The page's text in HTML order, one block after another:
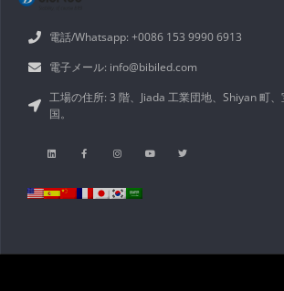
電話/Whatsapp: +0086 153 9990 6913
電子メール: info@bibiled.com
工場の住所: 3 階、Jiada 工業団地、Shiyan 町
国。